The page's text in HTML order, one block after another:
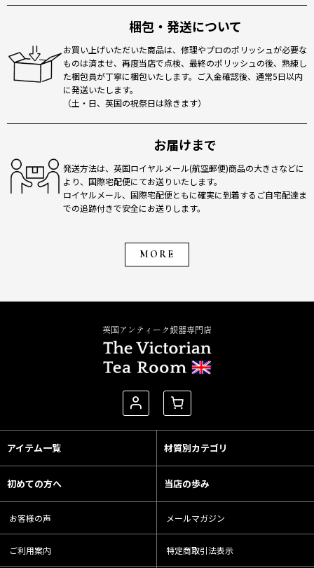
梱包・発送について
お買い上げいただいた商品は、修理やプロのポリッシュが必要な
ものは済ませ、再度当店で点検、最終のポリッシュの後、熟練し
た梱包員が丁寧に梱包いたします。ご入金確認後、通常5日以内
に発送いたします。
（土・日、英国の祝祭日は除きます）
お届けまで
発送方法は、英国ロイヤルメール(航空郵便)商品の大きさなどに
より、国際宅配便にてお送りいたします。
ロイヤルメール、国際宅配便ともに確実に到着するご自宅配達ま
での追跡付きで安全にお送りします。
MORE
英国アンティーク銀器専門店
アイテム一覧 材質別カテゴリ
初めての方へ 当店の歩み
お客様の声 メールマガジン
ご利用案内 特定商取引法表示